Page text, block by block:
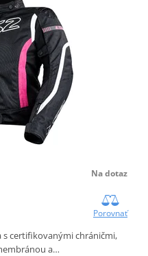
Na dotaz
Porovnať
certifikovanými chráničmi,
a…